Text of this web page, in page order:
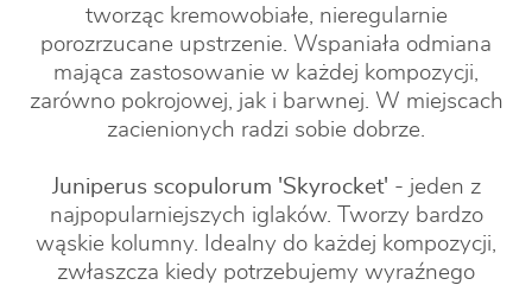
tworząc kremowobiałe, nieregularnie
porozrzucane upstrzenie. Wspaniała odmiana
mająca zastosowanie w każdej kompozycji,
zarówno pokrojowej, jak i barwnej. W miejscach
zacienionych radzi sobie dobrze.
Juniperus scopulorum 'Skyrocket' - jeden z
najpopularniejszych iglaków. Tworzy bardzo
wąskie kolumny. Idealny do każdej kompozycji,
zwłaszcza kiedy potrzebujemy wyraźnego